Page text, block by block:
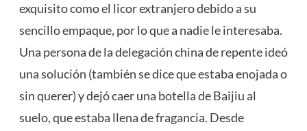
exquisito como el licor extranjero debido a su
sencillo empaque, por lo que a nadie le interesaba.
Una persona de la delegación china de repente ideó
una solución (también se dice que estaba enojada o
sin querer) y dejó caer una botella de Baijiu al
suelo, que estaba llena de fragancia. Desde